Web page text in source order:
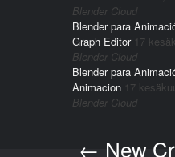
Blender Cloud
Blender para
Graph Editor 17
Blender Cloud
Blender para
Animacion 17
Blender Cloud
Post navigation
← New